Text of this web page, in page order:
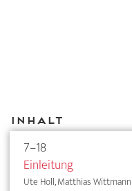
Inhalt
7–18
Einleitung
Ute Holl, Matthias Wittmann